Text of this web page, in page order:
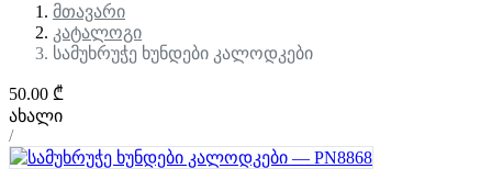
მთავარი
კატალოგი
სამუხრუჭე ხუნდები კალოდკები
50.00 ₾
ახალი
/